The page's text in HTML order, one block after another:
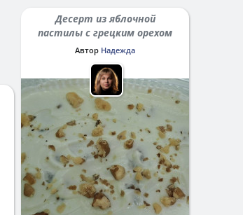
Десерт из яблочной
пастилы с грецким орехом
Автор Надежда